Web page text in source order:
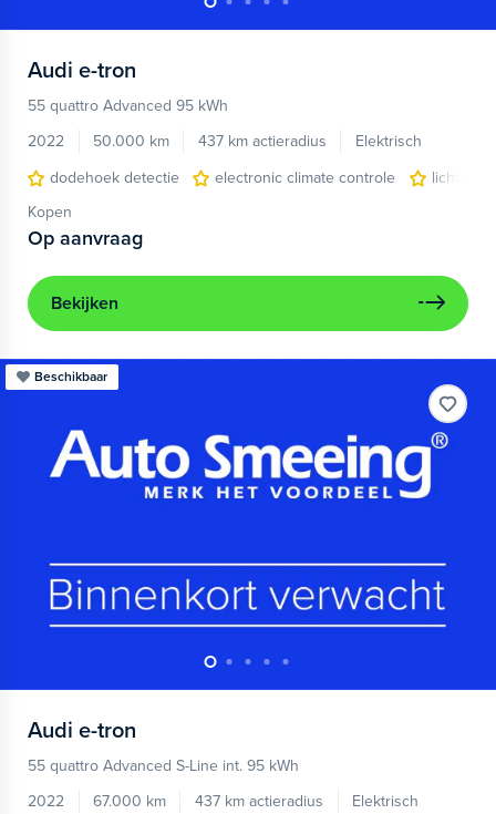
Audi e-tron
55 quattro Advanced 95 kWh
2022
50.000 km 437 km actieradius
Elektrisch
dodehoek detectie
electronic climate controle
Kopen
Op aanvraag
Bekijken
Beschikbaar
Audi e-tron
55 quattro Advanced S-Line int. 95 kWh
2022
67.000 km 437 km actieradius
Elektrisch